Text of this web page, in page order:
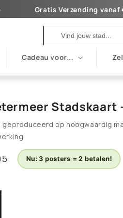
Gratis Verzending vanaf €25ㅤ ㅤ ㅤ-
Cadeau voor...
Stadskaart
geproduceerd op hoogwaardig
Nu: 3 posters = 2 betalen!